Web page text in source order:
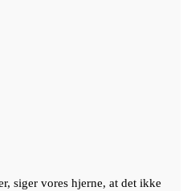
siger vores hjerne, at det ikke